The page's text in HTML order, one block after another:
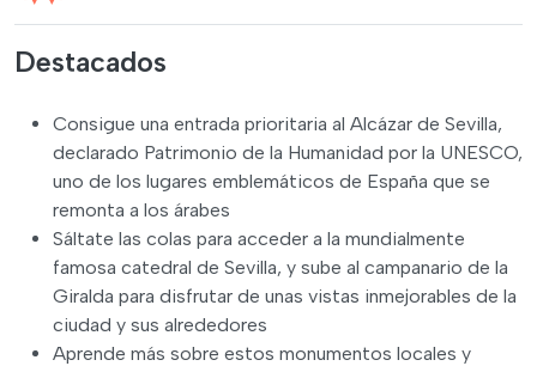
Destacados
Consigue una entrada prioritaria al Alcázar de Sevilla,
declarado Patrimonio de la Humanidad por la UNESCO,
uno de los lugares emblemáticos de España que se
remonta a los árabes
Sáltate las colas para acceder a la mundialmente
famosa catedral de Sevilla, y sube al campanario de la
Giralda para disfrutar de unas vistas inmejorables de la
ciudad y sus alrededores
Aprende más sobre estos monumentos locales y